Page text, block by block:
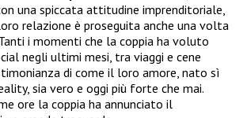
una spiccata attitudine imprenditoriale,
relazione è proseguita anche una volta
i momenti che la coppia ha voluto
negli ultimi mesi, tra viaggi e cene
di come il loro amore, nato sì
sia vero e oggi più forte che mai.
ore la coppia ha annunciato il